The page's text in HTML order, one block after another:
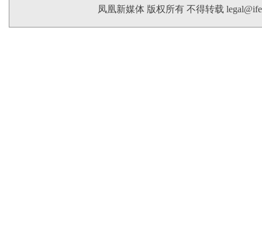
凤凰新媒体 版权所有 不得转载